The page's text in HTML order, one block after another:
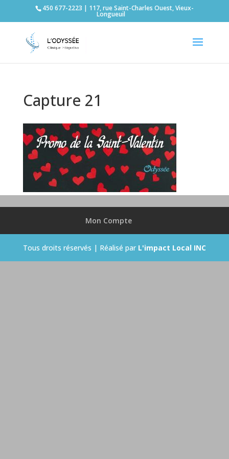
450 677-2223 | 117, rue Saint-Charles Ouest, Vieux-
Longueuil
Capture 21
Mon Compte
Tous droits réservés | Réalisé par L'impact Local INC